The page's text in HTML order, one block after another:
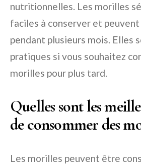
nutritionnelles. Les morilles
faciles à conserver et
pendant plusieurs mois. Elles
pratiques si vous souhaitez
morilles pour plus tard.
Quelles sont les
de consommer des
Les morilles peuvent être